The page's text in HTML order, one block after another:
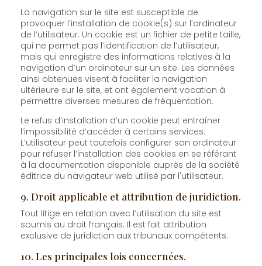
La navigation sur le site est susceptible de
provoquer l’installation de cookie(s) sur l’ordinateur
de l’utilisateur. Un cookie est un fichier de petite taille,
qui ne permet pas l’identification de l’utilisateur,
mais qui enregistre des informations relatives à la
navigation d’un ordinateur sur un site. Les données
ainsi obtenues visent à faciliter la navigation
ultérieure sur le site, et ont également vocation à
permettre diverses mesures de fréquentation.
Le refus d’installation d’un cookie peut entraîner
l’impossibilité d’accéder à certains services.
L’utilisateur peut toutefois configurer son ordinateur
pour refuser l’installation des cookies en se référant
à la documentation disponible auprès de la société
éditrice du navigateur web utilisé par l'utilisateur.
9. Droit applicable et attribution de juridiction.
Tout litige en relation avec l’utilisation du site est
soumis au droit français. Il est fait attribution
exclusive de juridiction aux tribunaux compétents.
10. Les principales lois concernées.